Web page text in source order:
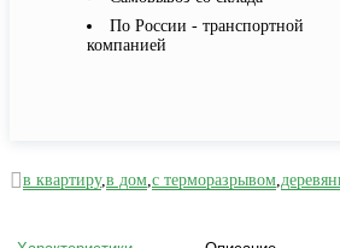
По России - транспортной
компанией
в квартиру,в дом,с терморазрывом,